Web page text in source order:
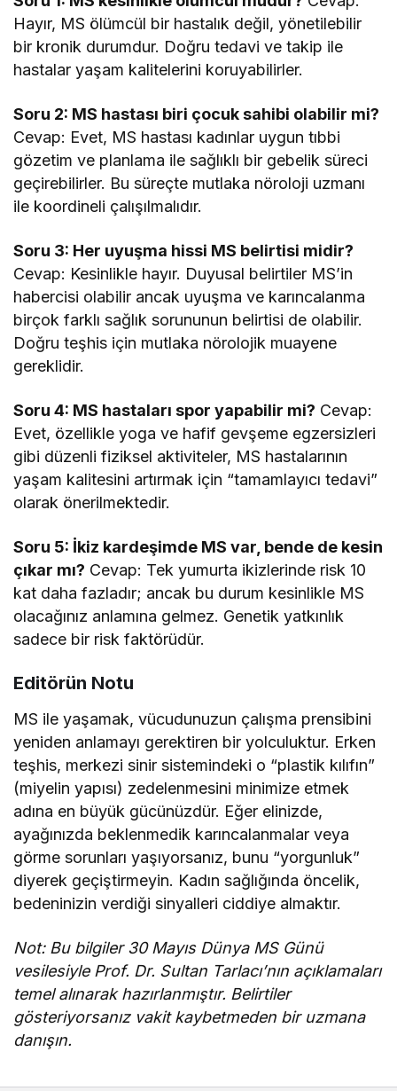
Hayır, MS ölümcül bir hastalık değil, yönetilebilir
bir kronik durumdur. Doğru tedavi ve takip ile
hastalar yaşam kalitelerini koruyabilirler.
Soru 2: MS hastası biri çocuk sahibi olabilir mi?
Cevap: Evet, MS hastası kadınlar uygun tıbbi
gözetim ve planlama ile sağlıklı bir gebelik süreci
geçirebilirler. Bu süreçte mutlaka nöroloji uzmanı
ile koordineli çalışılmalıdır.
Soru 3: Her uyuşma hissi MS belirtisi midir?
Cevap: Kesinlikle hayır. Duyusal belirtiler MS’in
habercisi olabilir ancak uyuşma ve karıncalanma
birçok farklı sağlık sorununun belirtisi de olabilir.
Doğru teşhis için mutlaka nörolojik muayene
gereklidir.
Soru 4: MS hastaları spor yapabilir mi? Cevap:
Evet, özellikle yoga ve hafif gevşeme egzersizleri
gibi düzenli fiziksel aktiviteler, MS hastalarının
yaşam kalitesini artırmak için “tamamlayıcı tedavi”
olarak önerilmektedir.
Soru 5: İkiz kardeşimde MS var, bende de kesin
çıkar mı? Cevap: Tek yumurta ikizlerinde risk 10
kat daha fazladır; ancak bu durum kesinlikle MS
olacağınız anlamına gelmez. Genetik yatkınlık
sadece bir risk faktörüdür.
Editörün Notu
MS ile yaşamak, vücudunuzun çalışma prensibini
yeniden anlamayı gerektiren bir yolculuktur. Erken
teşhis, merkezi sinir sistemindeki o “plastik kılıfın”
(miyelin yapısı) zedelenmesini minimize etmek
adına en büyük gücünüzdür. Eğer elinizde,
ayağınızda beklenmedik karıncalanmalar veya
görme sorunları yaşıyorsanız, bunu “yorgunluk”
diyerek geçiştirmeyin. Kadın sağlığında öncelik,
bedeninizin verdiği sinyalleri ciddiye almaktır.
Not: Bu bilgiler 30 Mayıs Dünya MS Günü
vesilesiyle Prof. Dr. Sultan Tarlacı’nın açıklamaları
temel alınarak hazırlanmıştır. Belirtiler
gösteriyorsanız vakit kaybetmeden bir uzmana
danışın.